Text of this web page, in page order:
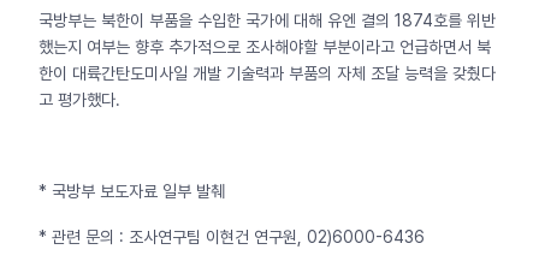
국방부는 북한이 부품을 수입한 국가에 대해 유엔 결의 1874호를 위반
했는지 여부는 향후 추가적으로 조사해야할 부분이라고 언급하면서 북
한이 대륙간탄도미사일 개발 기술력과 부품의 자체 조달 능력을 갖췄다
고 평가했다.
* 국방부 보도자료 일부 발췌
* 관련 문의 : 조사연구팀 이현건 연구원, 02)6000-6436